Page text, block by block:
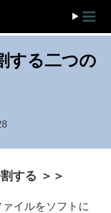
する二つの
する ＞＞
イルをソフトに